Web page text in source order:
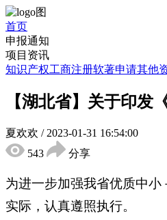
首页
申报通知
项目资讯
知识产权工商注册软著申请其他
【湖北省】关于印发
夏欢欢 / 2023-01-31 16:54:00
543
分享
为进一步加强我省优质中
实际，认真遵照执行。